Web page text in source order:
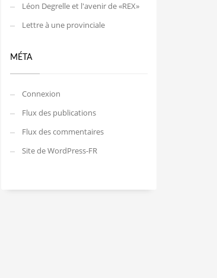
Léon Degrelle et l'avenir de «REX»
Lettre à une provinciale
MÉTA
Connexion
Flux des publications
Flux des commentaires
Site de WordPress-FR